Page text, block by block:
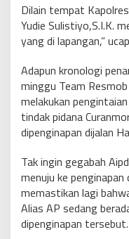
Dilain tempat
Yudie Sulistiyo,S.I.K.
yang di lapangan,”
Adapun kronologi
minggu Team
melakukan
tindak pidana
dipenginapan dijalan
Tak ingin gegabah
menuju ke
memastikan lagi
Alias AP sedang
dipenginapan tersebut.